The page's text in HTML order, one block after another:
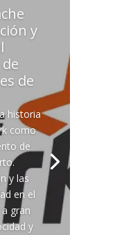
y
de
historia
como
de
y las
en el
gran
y